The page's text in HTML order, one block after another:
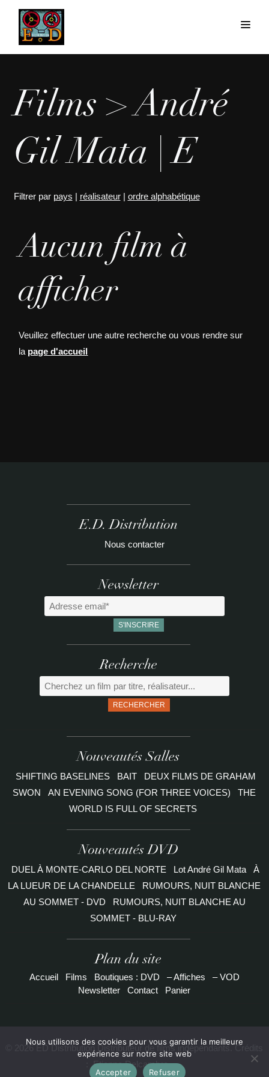
Films > André
Gil Mata | E
Filtrer par pays | réalisateur| ordre alphabétique
Aucun film à
afficher
Veuillez effectuer une autre recherche ou vous rendre sur
la page d'accueil
E.D. Distribution
Nous contacter
Newsletter
Recherche
RECHERCHER
Nouveautés Salles
SHIFTING BASELINES BAIT
DEUX FILMS DE GRAHAM
SWON
AN EVENING SONG (FOR THREE VOICES)
THE
WORLD IS FULL OF SECRETS
Nouveautés DVD
DUEL À MONTE-CARLO DEL NORTE Lot André Gil Mata
À
LA LUEUR DE LA CHANDELLE
RUMOURS, NUIT BLANCHE
AU SOMMET - DVD
RUMOURS, NUIT BLANCHE AU
SOMMET - BLU-RAY
Plan du site
Accueil Films Boutiques : DVD – Affiches
– VOD
Newsletter
Contact Panier
© 2026 ED Distribution Distributeur de films indépendants. Crédits
Etienne Delcambre
Nous utilisons des cookies pour vous garantir la meilleure
expérience sur notre site web
Accepter
Refuser